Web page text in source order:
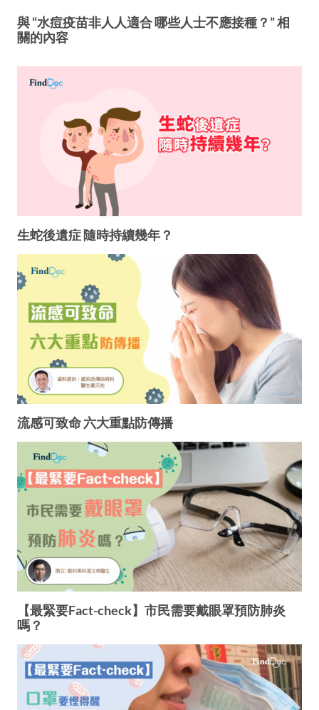
與 “水痘疫苗非人人適合 哪些人士不應接種？” 相
關的內容
生蛇後遺症 隨時持續幾年？
流感可致命 六大重點防傳播
【最緊要Fact-check】市民需要戴眼罩預防肺炎
嗎？